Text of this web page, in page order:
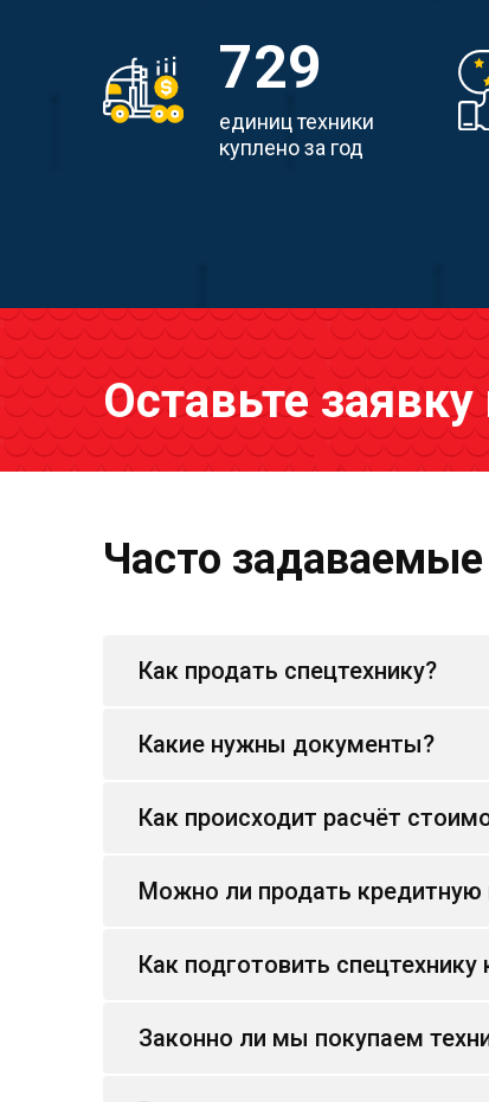
729
единиц техники
куплено за год
Оставьте
Часто
Как продать спецтехнику?
Какие нужны документы?
Как происходит расчёт
Можно ли продать кредитную
Как подготовить
Законно ли мы покупаем